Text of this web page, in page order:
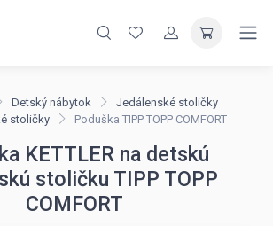
Detský nábytok
Jedálenské stoličky
stoličky
Poduška TIPP TOPP COMFORT
KETTLER na detskú
stoličku TIPP TOPP
COMFORT